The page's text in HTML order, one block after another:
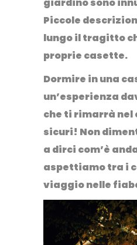
giardino sono
Piccole
lungo il tragitto
proprie casette.
Dormire in una
un’esperienza
che ti rimarrà nel
sicuri! Non
a dirci com’è
aspettiamo tra i
viaggio nelle